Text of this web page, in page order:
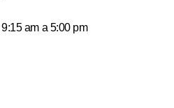
am a 5:00 pm